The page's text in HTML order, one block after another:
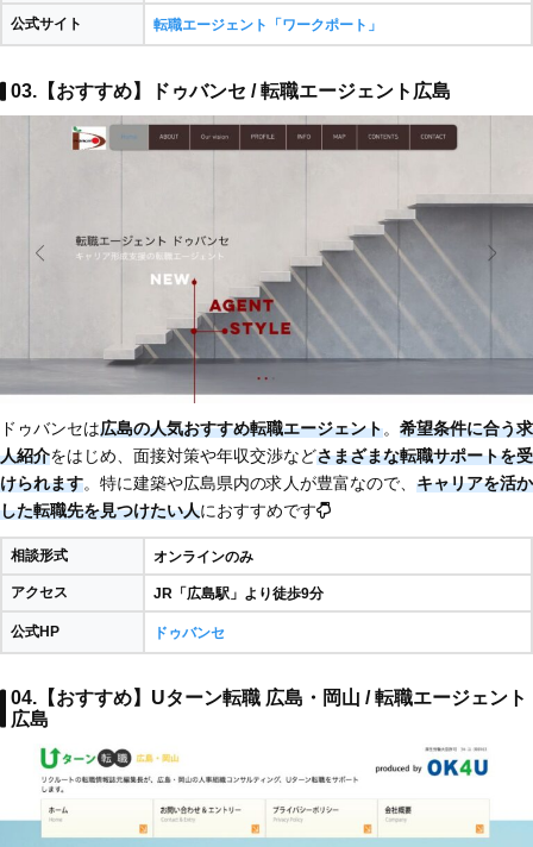
公式サイト 転職エージェント「ワークポート」
03.【おすすめ】ドゥバンセ / 転職エージェント広島
ドゥバンセは広島の人気おすすめ転職エージェント。 希望条件に合う求
人紹介をはじめ、面接対策や年収交渉などさまざまな転職サポートを受
けられます。特に建築や広島県内の求人が豊富なので、 キャリアを活か
した転職先を見つけたい人におすすめです
相談形式 オンラインのみ
アクセス JR「広島駅」より徒歩9分
公式HP ドゥバンセ
04.【おすすめ】Uターン転職 広島・岡山 / 転職エージェント
広島